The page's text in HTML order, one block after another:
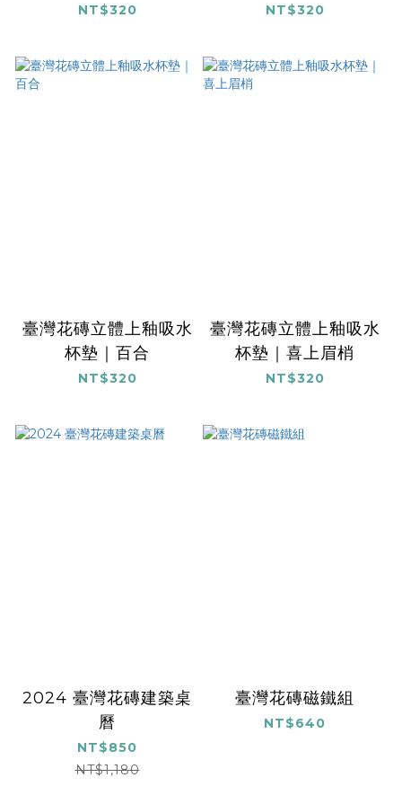
NT$320 NT$320
臺灣花磚立體上釉吸水
杯墊｜百合
NT$320
臺灣花磚立體上釉吸水
杯墊｜喜上眉梢
NT$320
2024 臺灣花磚建築桌
曆
NT$850
NT$1,180
臺灣花磚磁鐵組
NT$640